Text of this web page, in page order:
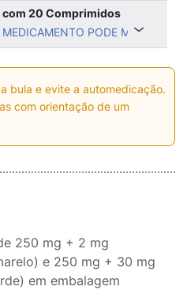
com 20 Comprimidos
PODE ME
bula e evite a automedicação.
com orientação de um
250 mg + 2 mg
e 250 mg + 30 mg
em embalagem